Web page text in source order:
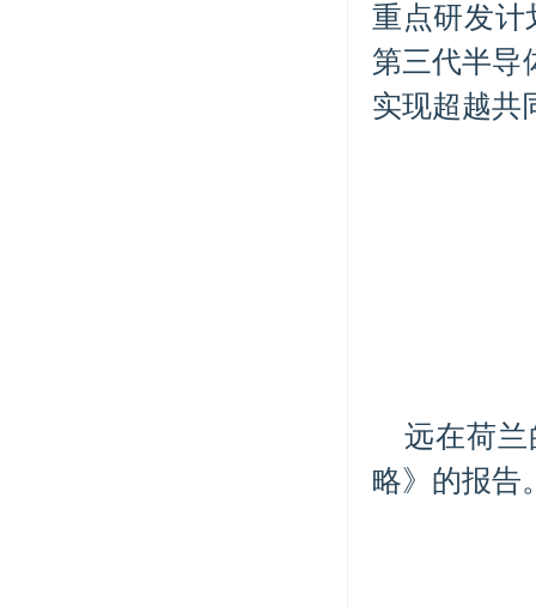
重点研发计
第三代半导
实现超越共
远在荷
略》的报告